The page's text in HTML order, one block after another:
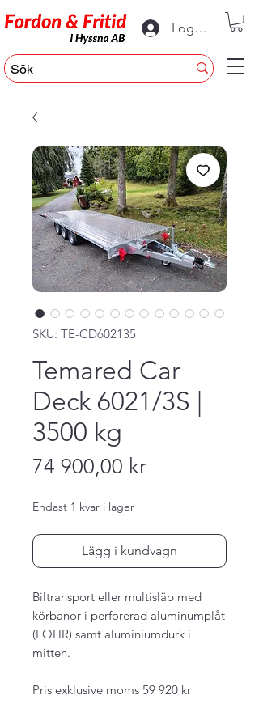
Logga in
SKU: TE-CD602135
Temared Car
Deck 6021/3S |
3500 kg
74 900,00 krPris
Endast 1 kvar i lager
Lägg i kundvagn
Biltransport eller multisläp med
körbanor i perforerad aluminumplåt
(LOHR) samt aluminiumdurk i
mitten.
Pris exklusive moms 59 920 kr